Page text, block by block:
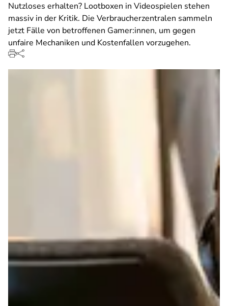
Nutzloses erhalten? Lootboxen in Videospielen stehen
massiv in der Kritik. Die Verbraucherzentralen sammeln
jetzt Fälle von betroffenen Gamer:innen, um gegen
unfaire Mechaniken und Kostenfallen vorzugehen.